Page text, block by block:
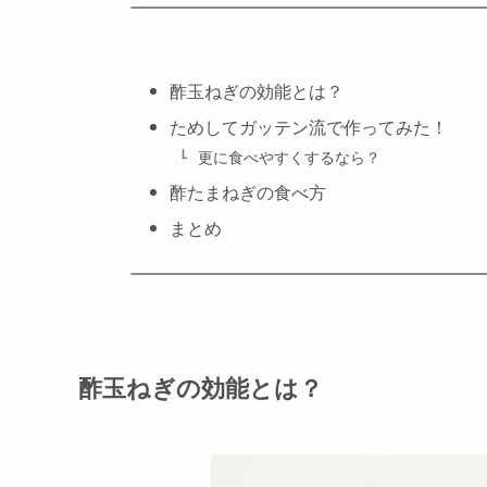
酢玉ねぎの効能とは？
ためしてガッテン流で作ってみた！
更に食べやすくするなら？
酢たまねぎの食べ方
まとめ
酢玉ねぎの効能とは？